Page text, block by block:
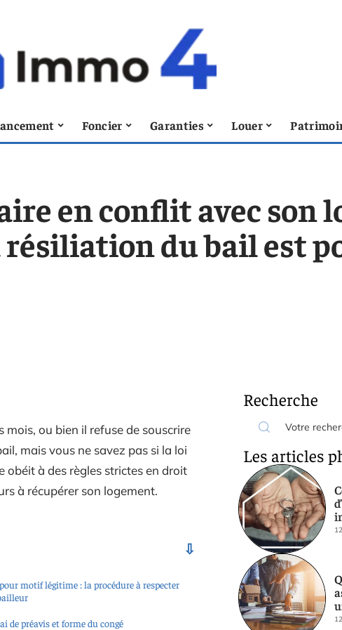
Foncier Garanties Louer
en conflit avec son
du bail est
ou bien il refuse de souscrire
mais vous ne savez pas si la loi
obéit à des règles strictes en droit
à récupérer son logement.
motif légitime : la procédure à respecter
de préavis et forme du congé
Recherche
Les articles